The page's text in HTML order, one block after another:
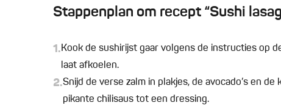
Stappenplan om recept “Sushi
1.Kook de sushirijst gaar volgens de instructies op
laat afkoelen.
2.Snijd de verse zalm in plakjes, de avocado’s en
pikante chilisaus tot een dressing.